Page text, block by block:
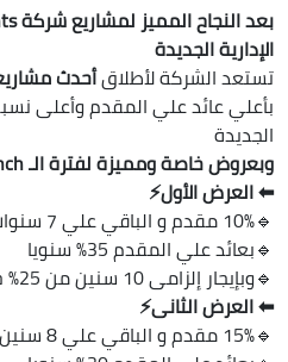
الإدارية الجديدة
تستعد الشركة لأطلاقأحدث
بأعلي عائد علي المقدم وأعلى
الجديدة
وبعروض خاصة ومميزة لفترة الـ Launch :
⬅ العرض الأول⚡️
🔹10% مقدم و الباقي علي 7 سنوات
🔹بعائد علي المقدم 35%؜ سنويا
🔹وبإيجار إلزامى 10 سنين من 25% حتى 30%
⬅ العرض الثانى⚡️
🔹15% مقدم و الباقي علي 8 سنين